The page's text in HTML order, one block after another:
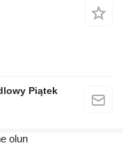
Piątek
olun